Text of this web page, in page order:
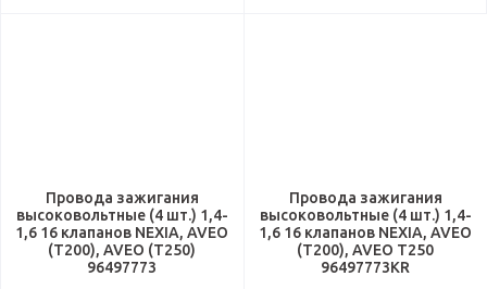
Провода зажигания
высоковольтные (4 шт.) 1,4-
1,6 16 клапанов NEXIA, AVEO
(T200), AVEO (T250)
96497773
Провода зажигания
высоковольтные (4 шт.) 1,4-
1,6 16 клапанов NEXIA, AVEO
(T200), AVEO T250
96497773KR